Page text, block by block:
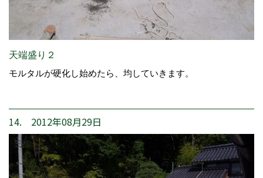
天端盛り２
モルタルが硬化し始めたら、均していきます。
14. 2012年08月29日